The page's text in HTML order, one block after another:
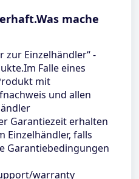
mache
zur Einzelhändler“ -
Falle eines
mit
und allen
Garantiezeit erhalten
Einzelhändler, falls
Garantiebedingungen
warranty